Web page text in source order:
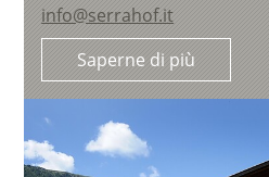
info@serrahof.it
Saperne di più